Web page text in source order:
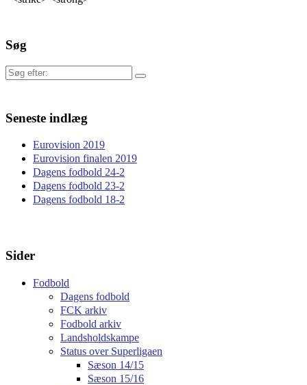
Søg
Søg
Seneste indlæg
Eurovision 2019
Eurovision finalen 2019
Dagens fodbold 24-2
Dagens fodbold 23-2
Dagens fodbold 18-2
Sider
Fodbold
Dagens fodbold
FCK arkiv
Fodbold arkiv
Landsholdskampe
Status over Superligaen
Sæson 14/15
Sæson 15/16